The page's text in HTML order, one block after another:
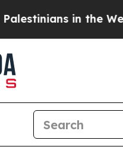
in the West Bank